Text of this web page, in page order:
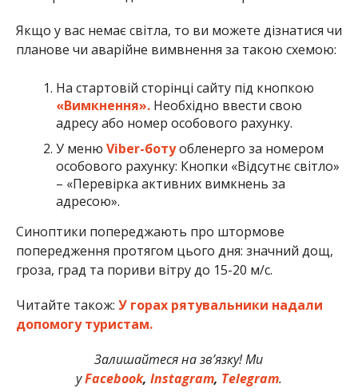
Якщо у вас немає світла, то ви можете дізнатися чи
планове чи аварійне вимвнення за такою схемою:
На стартовій сторінці сайту під кнопкою
«Вимкнення».Необхідно ввести свою
адресу або номер особового рахунку.
У меню Viber-ботуобленерго за номером
особового рахунку: Кнопки «Відсутнє світло»
– «Перевірка активних вимкнень за
адресою».
Синоптики попереджають про штормове
попередження протягом цього дня: значний дощ,
гроза, град та пориви вітру до 15-20 м/с.
Читайте також: У горах рятувальники надали
допомогу туристам.
Залишайтеся на зв’язку! Ми
уFacebook, Instagram, Telegram.